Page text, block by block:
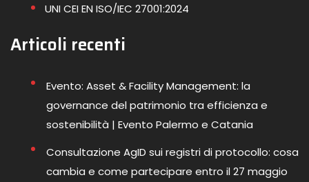
UNI CEI EN ISO/IEC 27001:2024
Articoli recenti
Evento: Asset & Facility Management: la
governance del patrimonio tra efficienza e
sostenibilità | Evento Palermo e Catania
Consultazione AgID sui registri di protocollo: cosa
cambia e come partecipare entro il 27 maggio